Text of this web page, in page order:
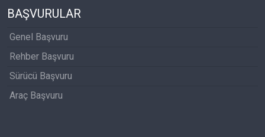
BAŞVURULAR
Genel Başvuru
Rehber Başvuru
Sürücü Başvuru
Araç Başvuru